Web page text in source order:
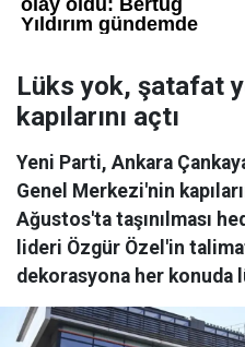
Lüks yok, şatafat
kapılarını açtı
Yeni Parti, Ankara
Genel Merkezi'nin
Ağustos'ta taşınılması
lideri Özgür Özel'in
dekorasyona her konuda